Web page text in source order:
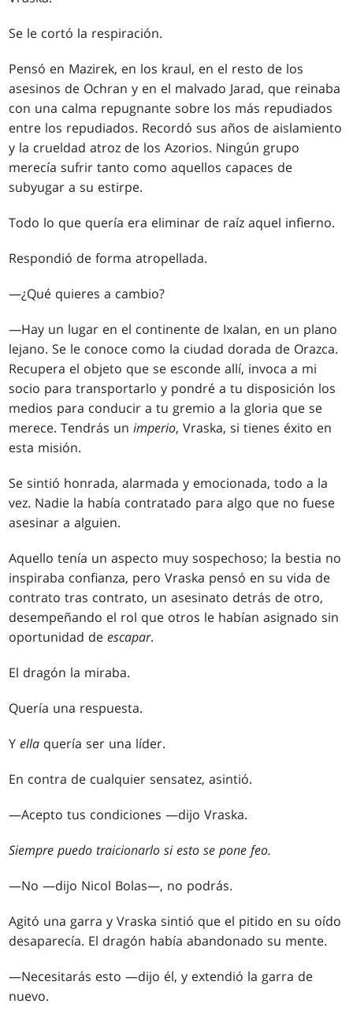
Se le cortó la respiración.
Pensó en Mazirek, en los kraul, en el resto de los
asesinos de Ochran y en el malvado Jarad, que reinaba
con una calma repugnante sobre los más repudiados
entre los repudiados. Recordó sus años de aislamiento
y la crueldad atroz de los Azorios. Ningún grupo
merecía sufrir tanto como aquellos capaces de
subyugar a su estirpe.
Todo lo que quería era eliminar de raíz aquel infierno.
Respondió de forma atropellada.
—¿Qué quieres a cambio?
—Hay un lugar en el continente de Ixalan, en un plano
lejano. Se le conoce como la ciudad dorada de Orazca.
Recupera el objeto que se esconde allí, invoca a mi
socio para transportarlo y pondré a tu disposición los
medios para conducir a tu gremio a la gloria que se
merece. Tendrás unimperio, Vraska, si tienes éxito en
esta misión.
Se sintió honrada, alarmada y emocionada, todo a la
vez. Nadie la había contratado para algo que no fuese
asesinar a alguien.
Aquello tenía un aspecto muy sospechoso; la bestia no
inspiraba confianza, pero Vraska pensó en su vida de
contrato tras contrato, un asesinato detrás de otro,
desempeñando el rol que otros le habían asignado sin
oportunidad deescapar.
El dragón la miraba.
Quería una respuesta.
Yella quería ser una líder.
En contra de cualquier sensatez, asintió.
—Acepto tus condiciones —dijo Vraska.
Siempre puedo traicionarlo si esto se pone feo.
—No —dijo Nicol Bolas—, no podrás.
Agitó una garra y Vraska sintió que el pitido en su oído
desaparecía. El dragón había abandonado su mente.
—Necesitarás esto —dijo él, y extendió la garra de
nuevo.